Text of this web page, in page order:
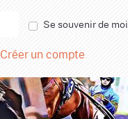
Se souvenir de moi
Créer un compte